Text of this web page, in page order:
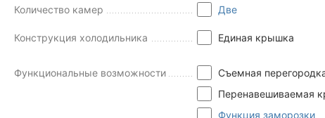
Количество камер Две
Конструкция холодильника Единая крышка
Функциональные возможности
Съемная
Перенавешиваемая
Функция заморозки